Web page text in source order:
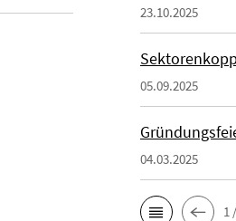
23.10.2025
05.09.2025
04.03.2025
1